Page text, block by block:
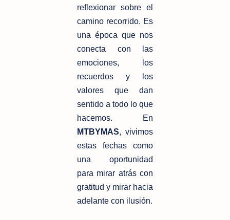
reflexionar sobre el
camino recorrido. Es
una época que nos
conecta con las
emociones, los
recuerdos y los
valores que dan
sentido a todo lo que
hacemos. En
MTBYMAS, vivimos
estas fechas como
una oportunidad
para mirar atrás con
gratitud y mirar hacia
adelante con ilusión.